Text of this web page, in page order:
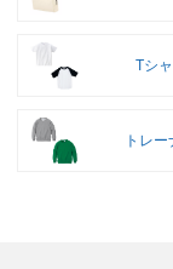
Tシ
トレー